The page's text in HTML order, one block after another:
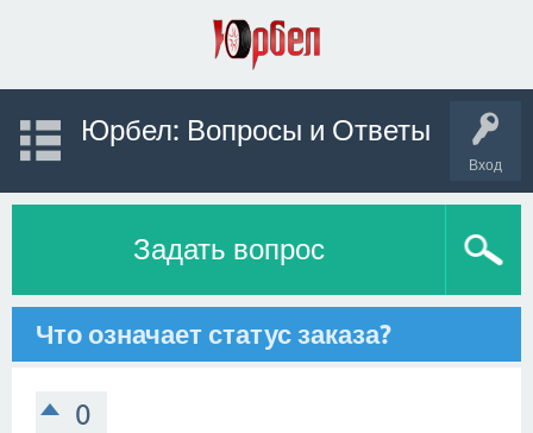
Вход
Юрбел: Вопросы и Ответы
Задать вопрос
Что означает статус заказа?
0